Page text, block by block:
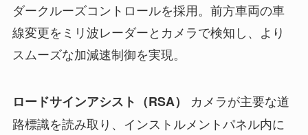
ダークルーズコントロールを採用。前方車両の車
線変更をミリ波レーダーとカメラで検知し、より
スムーズな加減速制御を実現。
ロードサインアシスト（RSA） カメラが主要な道
路標識を読み取り、インストルメントパネル内に